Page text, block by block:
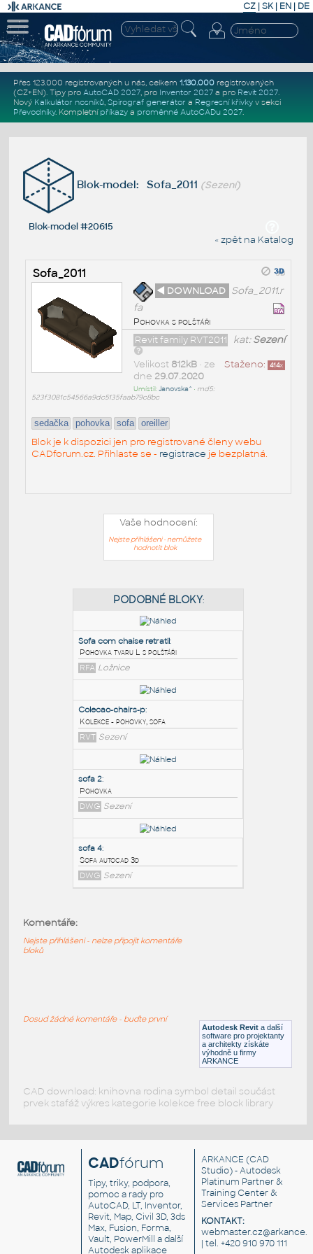
CZ | SK| EN | DE
Přes 123.000 registrovaných u nás, celkem 1.130.000registrovaných
(CZ+EN). Tipy pro AutoCAD 2027, pro Inventor 2027a pro Revit 2027.
Nový Kalkulátor nosníků, Spirograf generátor a Regresní křivkyv sekci
Převodníky. Kompletní příkazya proměnné AutoCADu 2027.
Blok-model: Sofa_2011 (Sezení)
Blok-model #20615
« zpět na Katalog
Sofa_2011
◄ DOWNLOAD Sofa_2011.r
fa
Pohovka s polštáři
kat:Sezení
Revit family RVT2011
Staženo: 414x
Velikost 812kB• ze
dne 29.07.2020
Umístil:Janovska^ • md5:
523f3081c54566a9dc5135faab79c8bc
sedačka pohovka sofa oreiller
Blok je k dispozici jen pro registrované členy webu
CADforum.cz. Přihlaste se - registrace je bezplatná.
Vaše hodnocení:
Nejste přihlášeni - nemůžete
hodnotit blok
PODOBNÉ BLOKY
Sofa com chaise retratil
Pohovka tvaru L s polštáři
RFA
Colecao-chairs-p:
Kolekce - pohovky, sofa
RVT Sezení
DWG
Sezení
Autodesk Revit a další
software pro projektanty
a architekty získáte
výhodně u firmy
ARKANCE
Komentáře:
Nejste přihlášeni - nelze připojit komentáře
bloků
Dosud žádné komentáře - buďte první
CAD download: knihovna rodina symbol detail součást
prvek stafáž výkres kategorie kolekce free block library
CADfórum
Tipy, triky, podpora,
pomoc a rady pro
AutoCAD, LT, Inventor,
Revit, Map, Civil 3D, 3ds
Max, Fusion, Forma,
Vault, PowerMill a další
Autodesk aplikace
ARKANCE (CAD
Studio) - Autodesk
Platinum Partner &
Training Center &
Services Partner
KONTAKT:
| tel. +420 910 970 111